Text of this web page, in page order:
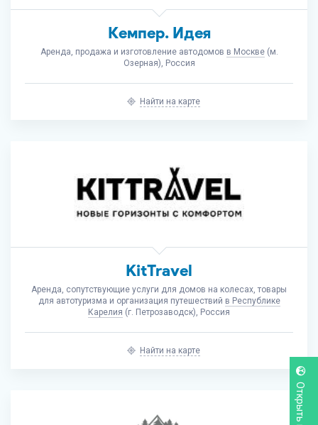
Кемпер. Идея
Аренда, продажа и изготовление автодомов в Москве(м.
Озерная), Россия
Найти на карте
KitTravel
Аренда, сопутствующие услуги для домов на колесах, товары
для автотуризма и организация путешествий в Республике
Карелия (г. Петрозаводск), Россия
Найти на карте